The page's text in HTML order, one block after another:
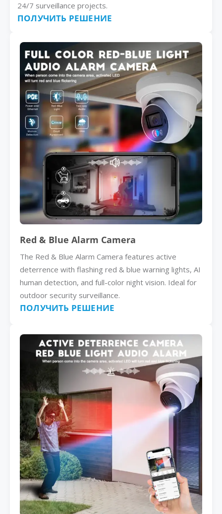
24/7 surveillance projects.
ПОЛУЧИТЬ РЕШЕНИЕ
Red & Blue Alarm Camera
The Red & Blue Alarm Camera features active
deterrence with flashing red & blue warning lights, AI
human detection, and full-color night vision. Ideal for
outdoor security surveillance.
ПОЛУЧИТЬ РЕШЕНИЕ